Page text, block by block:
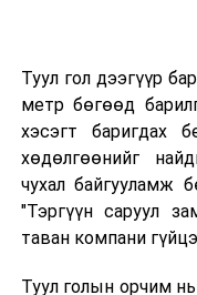
Туул гол дээгүүр
метр бөгөөд
хэсэгт баригдах
хөдөлгөөнийг
чухал байгууламж
"Тэргүүн саруул
таван компани
Туул голын орчим